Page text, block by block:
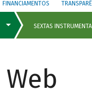
FINANCIAMENTOS